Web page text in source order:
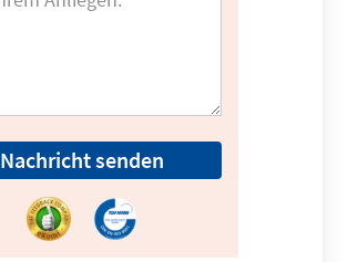
Nachricht senden